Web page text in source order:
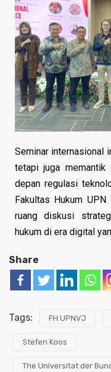
Seminar internasional
tetapi juga
depan regulasi
Fakultas Hukum
ruang diskusi
hukum di era digital
Share
Tags: FH UPNVJ
Stefen Koos
The Universitat der